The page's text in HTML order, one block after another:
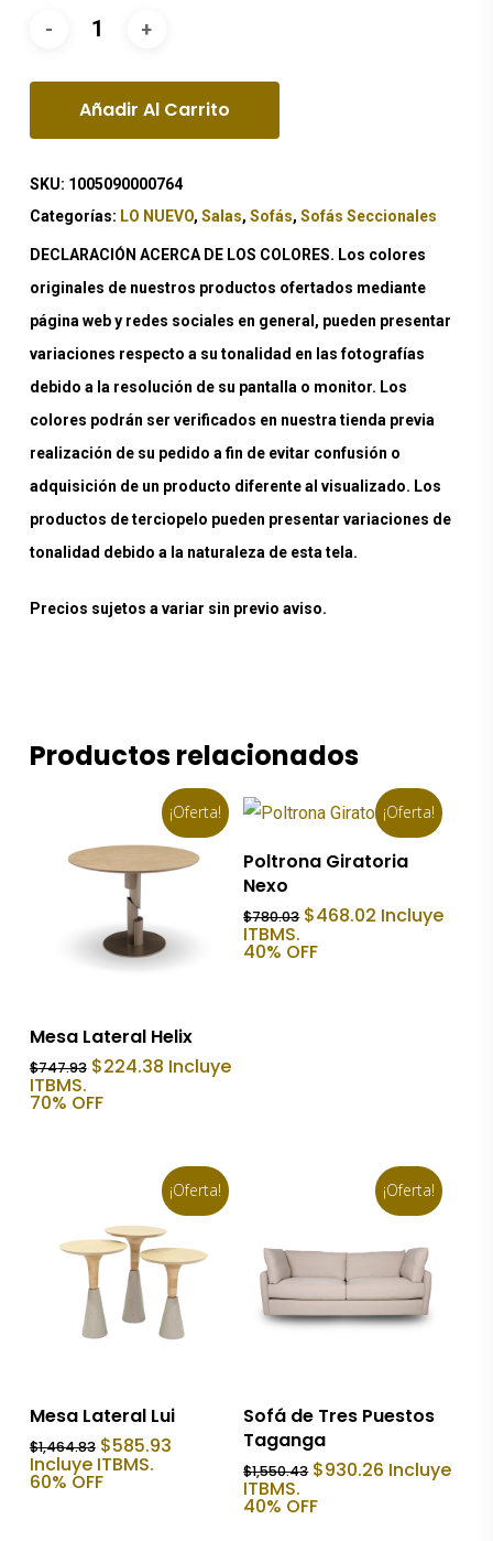
Añadir Al Carrito
SKU: 1005090000764
Categorías: LO NUEVO, Salas, Sofás, Sofás Seccionales
DECLARACIÓN ACERCA DE LOS COLORES. Los colores
originales de nuestros productos ofertados mediante
página web y redes sociales en general, pueden presentar
variaciones respecto a su tonalidad en las fotografías
debido a la resolución de su pantalla o monitor. Los
colores podrán ser verificados en nuestra tienda previa
realización de su pedido a fin de evitar confusión o
adquisición de un producto diferente al visualizado. Los
productos de terciopelo pueden presentar variaciones de
tonalidad debido a la naturaleza de esta tela.
Precios sujetos a variar sin previo aviso.
Productos relacionados
¡Oferta!
Añadir Al Carrito
Mesa Lateral Helix
$747.93 El
original
$224.38El
precio
Incluye
ITBMS.
70% OFF
¡Oferta!
Añadir Al Carrito
Poltrona Giratoria
Nexo
$780.03 El
original
$468.02 El
precio
Incluye
ITBMS.
40% OFF
¡Oferta!
Añadir Al Carrito
Mesa Lateral Lui
$1,464.83 El
precio
original
$585.93El
$585.93.
Incluye ITBMS.
60% OFF
¡Oferta!
Añadir Al Carrito
Sofá de Tres Puestos
Taganga
$1,550.43 El
original
$930.26 El
precio
Incluye
ITBMS.
40% OFF